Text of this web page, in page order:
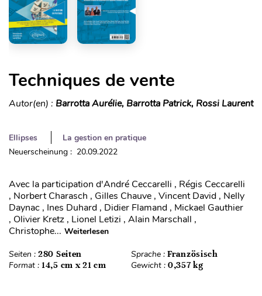
Techniques de vente
Autor(en) : Barrotta Aurélie, Barrotta Patrick, Rossi Laurent
Ellipses
La gestion en pratique
Neuerscheinung : 20.09.2022
Avec la participation d'André Ceccarelli , Régis Ceccarelli
, Norbert Charasch , Gilles Chauve , Vincent David , Nelly
Daynac , Ines Duhard , Didier Flamand , Mickael Gauthier
, Olivier Kretz , Lionel Letizi , Alain Marschall ,
Christophe... Weiterlesen
Seiten : 280 Seiten Sprache : Französisch
Format : 14,5 cm x 21 cm Gewicht : 0,357 kg